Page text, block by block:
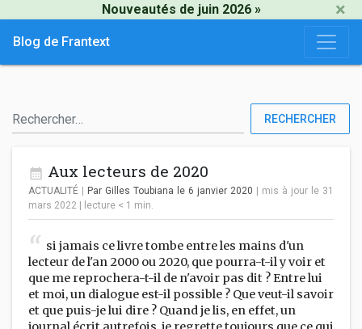
Nouveautés de juin 2026 » ×
Blog de Frantext
RECHERCHER
Aux lecteurs de 2020
ACTUALITÉ Par Gilles Toubiana le 6 janvier 2020
| mis à jour le 31
mars 2022
lecture < 1 min.
si jamais ce livre tombe entre les mains d'un
lecteur de l'an 2000 ou 2020, que pourra-t-il y voir et
que me reprochera-t-il de n'avoir pas dit ? Entre lui
et moi, un dialogue est-il possible ? Que veut-il savoir
et que puis-je lui dire ? Quand je lis, en effet, un